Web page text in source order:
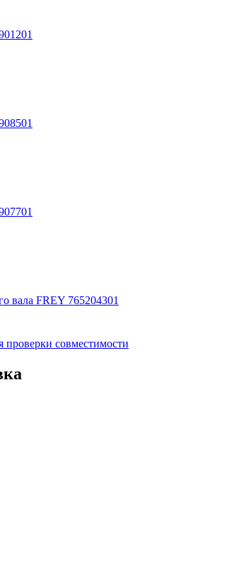
вала FREY 765204301
проверки совместимости